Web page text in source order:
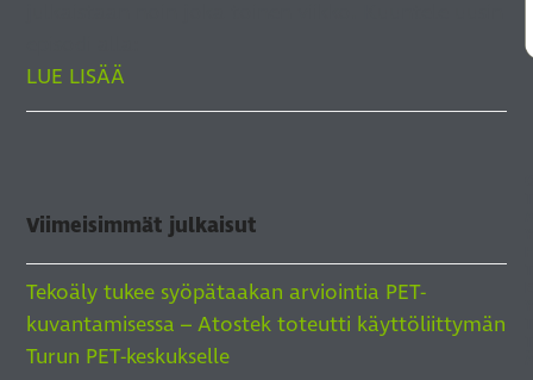
LUE LISÄÄ
Viimeisimmät julkaisut
Tekoäly tukee syöpätaakan arviointia PET-
kuvantamisessa – Atostek toteutti käyttöliittymän
Turun PET-keskukselle